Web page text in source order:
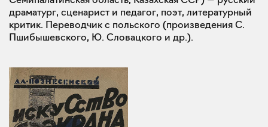
драматург, сценарист и педагог, поэт, литературный
критик. Переводчик с польского (произведения С.
Пшибышевского, Ю. Словацкого и др.).